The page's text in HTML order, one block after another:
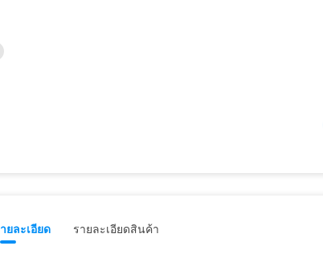
ยละเอียด รายละเอียดสินค้า